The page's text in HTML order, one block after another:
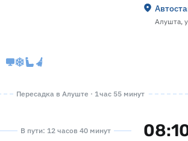
Алушта,
Пересадка в Алуште · 1 час 55 минут
В пути: 12 часов 40 минут